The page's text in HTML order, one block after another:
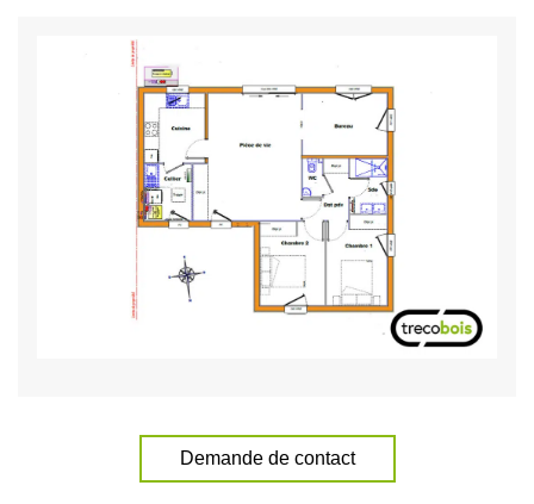
Demande de contact